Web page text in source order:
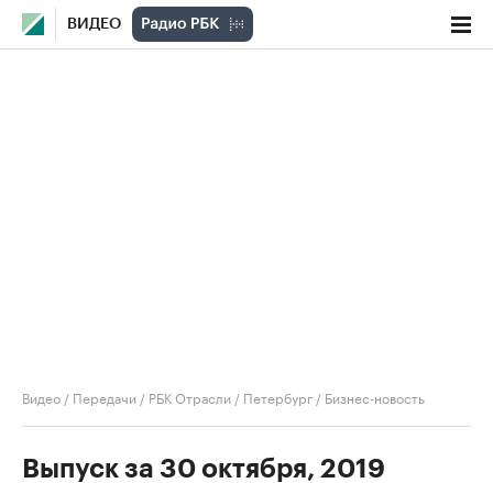
ВИДЕО
Видео / Передачи / РБК Отрасли / Петербург / Бизнес-новость
Выпуск за 30 октября, 2019